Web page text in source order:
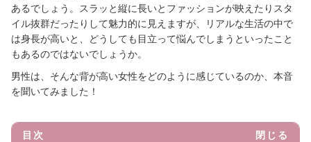
あるでしょう。スラッと縦に長いとファッションが映えたりスタ
イル抜群だったりして魅力的に見えますが、リアルな生活の中で
は身長が高いと、どうしても目立って悩んでしまうといったこと
もあるのではないでしょうか。
男性は、そんな背が高い女性をどのように感じているのか、本音
を聞いてみました！
目次 閉じる